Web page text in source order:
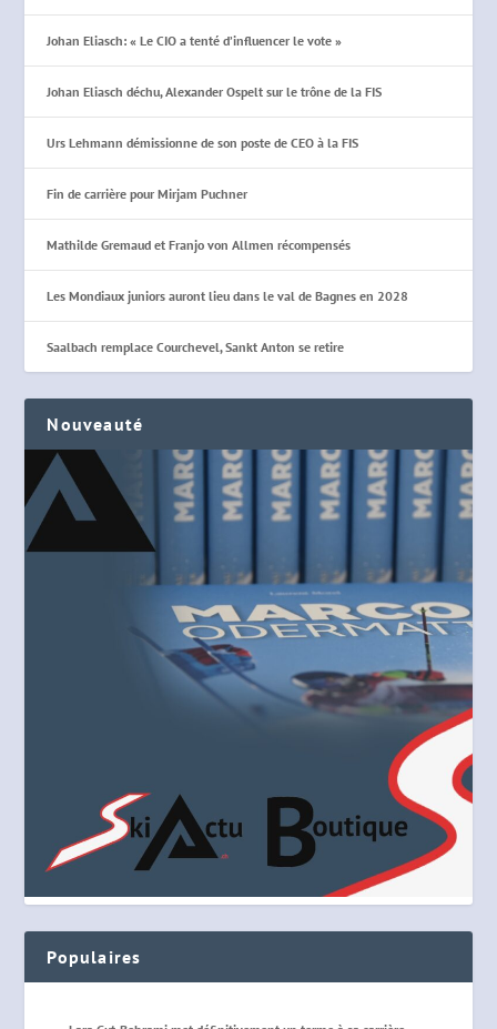
Johan Eliasch: « Le CIO a tenté d’influencer le vote »
Johan Eliasch déchu, Alexander Ospelt sur le trône de la FIS
Urs Lehmann démissionne de son poste de CEO à la FIS
Fin de carrière pour Mirjam Puchner
Mathilde Gremaud et Franjo von Allmen récompensés
Les Mondiaux juniors auront lieu dans le val de Bagnes en 2028
Saalbach remplace Courchevel, Sankt Anton se retire
Nouveauté
Populaires